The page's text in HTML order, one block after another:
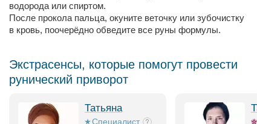
водорода или спиртом.
После прокола пальца, окуните веточку или зубочистку
в кровь, поочерёдно обведите все руны формулы.
Экстрасенсы, которые помогут провести
рунический приворот
Татьяна
Специалист